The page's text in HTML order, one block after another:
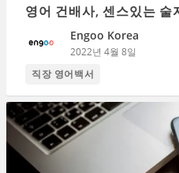
영어 건배사, 센스있는 술
Engoo Korea
2022년 4월 8일
직장 영어백서